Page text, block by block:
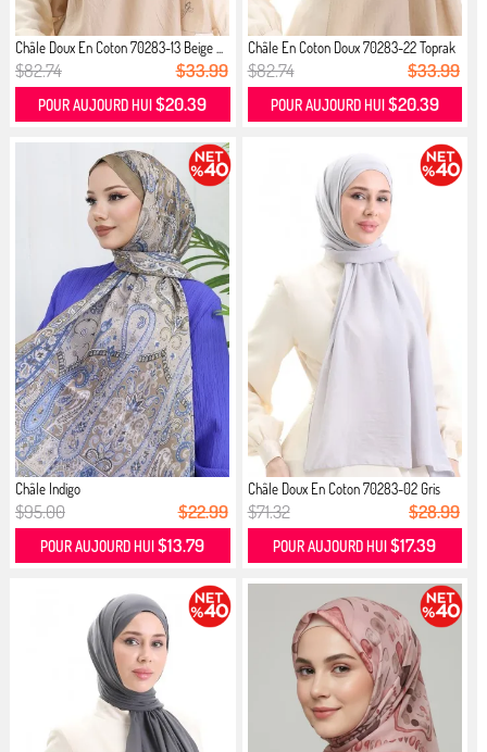
Châle Doux En Coton 70283-13 Beige ...
$82.74 $33.99
POUR AUJOURD HUI$20.39
Châle En Coton Doux 70283-22 Toprak
$82.74 $33.99
POUR AUJOURD HUI$20.39
Châle Indigo
$95.00 $22.99
POUR AUJOURD HUI$13.79
Châle Doux En Coton 70283-02 Gris
$71.32 $28.99
POUR AUJOURD HUI$17.39